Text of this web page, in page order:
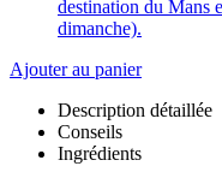
destination du Mans
dimanche).
Ajouter au panier
Description détaillée
Conseils
Ingrédients